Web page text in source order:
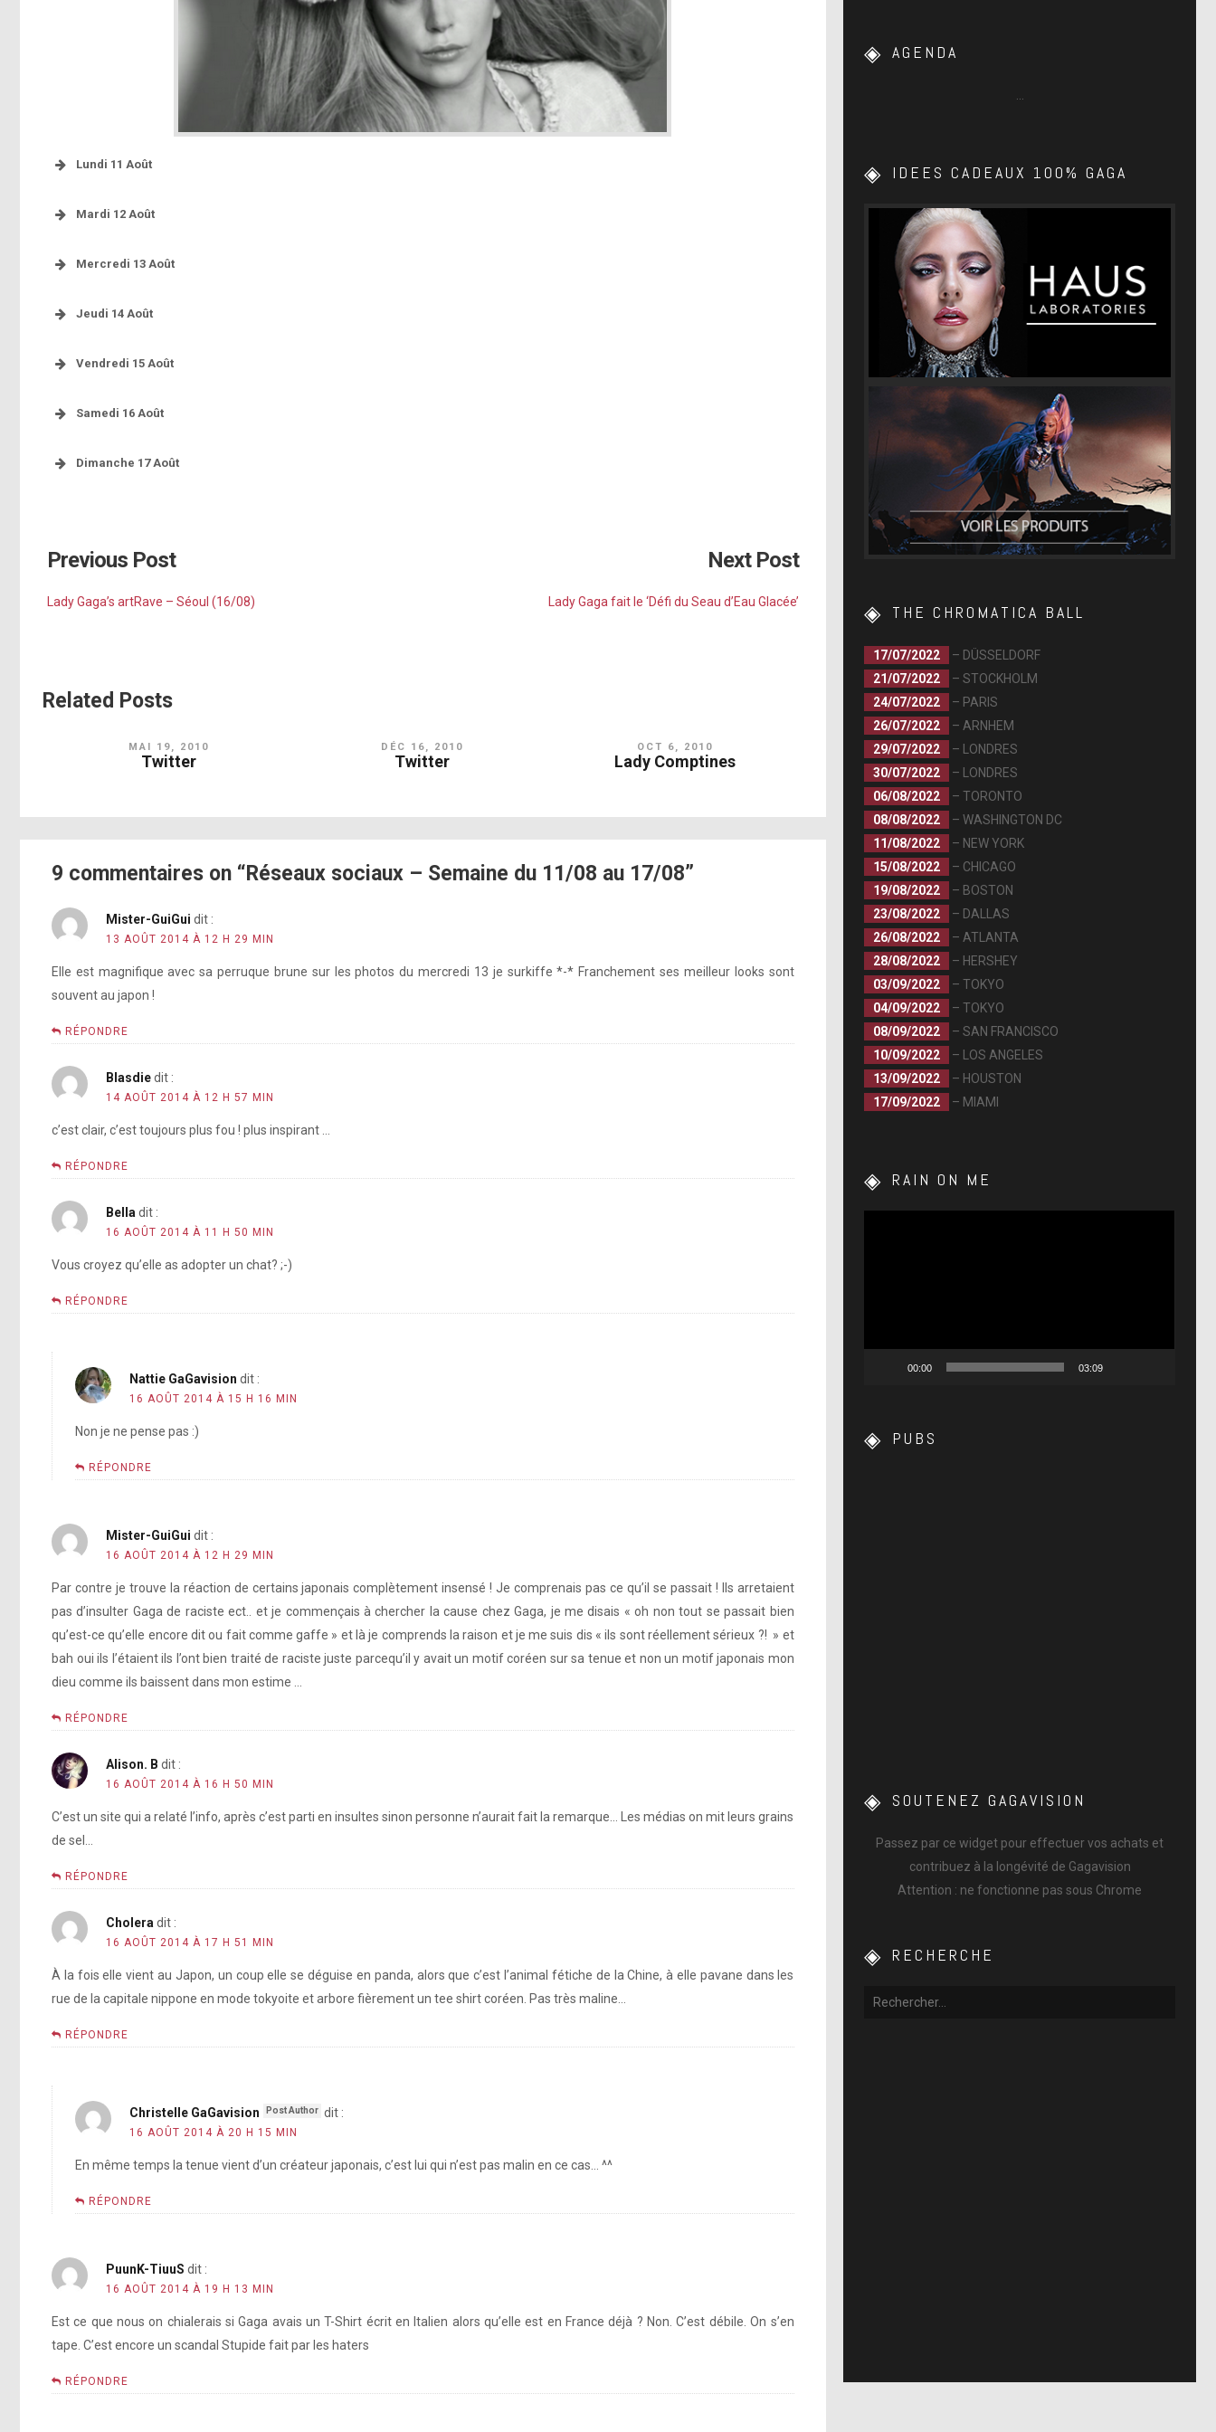
Lundi 11 Août
[photo]
[photo]
http://instagram.com/p/rkRkYrpFNC/
http://instagram.com/p/rkRkYrpFNC/
http://instagram.com/p/rkS_HaJFPf/
[photo]
[photo]
[photo]
Mardi 12 Août
http://instagram.com/p/rmBqEOpFKH/
http://instagram.com/p/rmCUmgJFKn/
http://instagram.com/p/rmCUmgJFKn/
[photo]
http://instagram.com/p/rmZ0ItpFIs/
[photo]
[photo]
[photo]
Mercredi 13 Août
[photo]
[photo]
[photo]
[photo]
pic.twitter.com/WnHesYns2O
[photo]
[photo]
Jeudi 14 Août
[photo]
pic.twitter.com/qE0H1IBfyf
[photo]
Vendredi 15 Août
pic.twitter.com/t6HGbQVXup
pic.twitter.com/zv66cTpE0I
pic.twitter.com/zv66cTpE0I
http://instagram.com/p/rsydVcpFP9/
http://instagram.com/p/rszx2bJFB_/
Samedi 16 Août
[photo]
http://instagram.com/p/rvYMKCpFJd/
[photo]
[photo]
[photo]
http://instagram.com/p/rwEdtxpFFQ/
[vidéo]
[vidéo]
Dimanche 17 Août
[photo]
[photo]
[photo]
Sharknado
Previous Post
Lady Gaga’s artRave – Séoul (16/08)
Next Post
Lady Gaga fait le ‘Défi du Seau d’Eau Glacée’
Related Posts
MAI 19, 2010
Twitter
DÉC 16, 2010
Twitter
OCT 6, 2010
Lady Comptines
9 commentaires on “Réseaux sociaux – Semaine du 11/08 au 17/08”
Mister-GuiGui dit :
13 AOÛT 2014 À 12 H 29 MIN
Elle est magnifique avec sa perruque brune sur les photos du mercredi 13 je surkiffe *-* Franchement ses meilleur looks sont
souvent au japon !
RÉPONDRE
Blasdiedit :
14 AOÛT 2014 À 12 H 57 MIN
c’est clair, c’est toujours plus fou ! plus inspirant …
RÉPONDRE
Bella dit :
16 AOÛT 2014 À 11 H 50 MIN
Vous croyez qu’elle as adopter un chat? ;-)
RÉPONDRE
Nattie GaGavision dit :
16 AOÛT 2014 À 15 H 16 MIN
Non je ne pense pas :)
RÉPONDRE
Mister-GuiGui dit :
16 AOÛT 2014 À 12 H 29 MIN
Par contre je trouve la réaction de certains japonais complètement insensé ! Je comprenais pas ce qu’il se passait ! Ils arretaient
pas d’insulter Gaga de raciste ect.. et je commençais à chercher la cause chez Gaga, je me disais « oh non tout se passait bien
qu’est-ce qu’elle encore dit ou fait comme gaffe » et là je comprends la raison et je me suis dis « ils sont réellement sérieux ?! » et
bah oui ils l’étaient ils l’ont bien traité de raciste juste parcequ’il y avait un motif coréen sur sa tenue et non un motif japonais mon
dieu comme ils baissent dans mon estime …
RÉPONDRE
Alison. B dit :
16 AOÛT 2014 À 16 H 50 MIN
C’est un site qui a relaté l’info, après c’est parti en insultes sinon personne n’aurait fait la remarque… Les médias on mit leurs grains
de sel…
RÉPONDRE
Cholera dit :
16 AOÛT 2014 À 17 H 51 MIN
À la fois elle vient au Japon, un coup elle se déguise en panda, alors que c’est l’animal fétiche de la Chine, à elle pavane dans les
rue de la capitale nippone en mode tokyoite et arbore fièrement un tee shirt coréen. Pas très maline…
RÉPONDRE
Christelle GaGavision dit :
16 AOÛT 2014 À 20 H 15 MIN
En même temps la tenue vient d’un créateur japonais, c’est lui qui n’est pas malin en ce cas… ^^
RÉPONDRE
PuunK-TiuuS dit :
16 AOÛT 2014 À 19 H 13 MIN
Est ce que nous on chialerais si Gaga avais un T-Shirt écrit en Italien alors qu’elle est en France déjà ? Non. C’est débile. On s’en
tape. C’est encore un scandal Stupide fait par les haters
RÉPONDRE
AGENDA
IDEES CADEAUX 100% GAGA
THE CHROMATICA BALL
17/07/2022
– DÜSSELDORF
21/07/2022
– STOCKHOLM
24/07/2022
– PARIS
26/07/2022
– ARNHEM
29/07/2022
– LONDRES
30/07/2022
– LONDRES
06/08/2022
– TORONTO
08/08/2022
– WASHINGTON DC
11/08/2022
– NEW YORK
15/08/2022
– CHICAGO
19/08/2022
– BOSTON
23/08/2022
– DALLAS
26/08/2022
– ATLANTA
28/08/2022
– HERSHEY
03/09/2022
– TOKYO
04/09/2022
– TOKYO
08/09/2022
– SAN FRANCISCO
10/09/2022
– LOS ANGELES
13/09/2022
– HOUSTON
17/09/2022
– MIAMI
RAIN ON ME
00:00 03:09
PUBS
SOUTENEZ GAGAVISION
Passez par ce widget pour effectuer vos achats et
contribuez à la longévité de Gagavision
Attention : ne fonctionne pas sous Chrome
RECHERCHE